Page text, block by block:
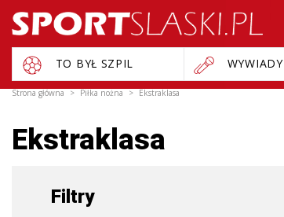
TO BYŁ SZPIL WYWIADY
Strona główna Piłka nożna Ekstraklasa
Ekstraklasa
Filtry